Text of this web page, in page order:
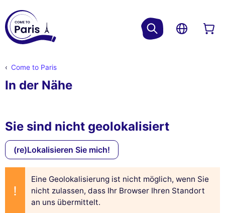
Come to Paris
In der Nähe
Sie sind nicht geolokalisiert
(re)Lokalisieren Sie mich!
Eine Geolokalisierung ist nicht möglich, wenn Sie
nicht zulassen, dass Ihr Browser Ihren Standort
an uns übermittelt.